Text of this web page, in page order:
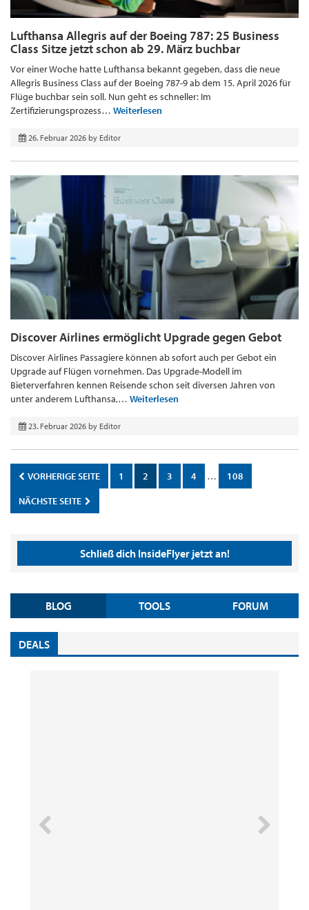
Lufthansa Allegris auf der Boeing 787: 25 Business
Class Sitze jetzt schon ab 29. März buchbar
Vor einer Woche hatte Lufthansa bekannt gegeben, dass die neue
Allegris Business Class auf der Boeing 787-9 ab dem 15. April 2026 für
Flüge buchbar sein soll. Nun geht es schneller: Im
Zertifizierungsprozess… Weiterlesen
26. Februar 2026 by Editor
Discover Airlines ermöglicht Upgrade gegen Gebot
Discover Airlines Passagiere können ab sofort auch per Gebot ein
Upgrade auf Flügen vornehmen. Das Upgrade-Modell im
Bieterverfahren kennen Reisende schon seit diversen Jahren von
unter anderem Lufthansa,… Weiterlesen
23. Februar 2026 by Editor
VORHERIGE SEITE 1 2 3 4 …
108
NÄCHSTE SEITE
Schließ dich InsideFlyer jetzt an!
BLOG TOOLS FORUM
DEALS